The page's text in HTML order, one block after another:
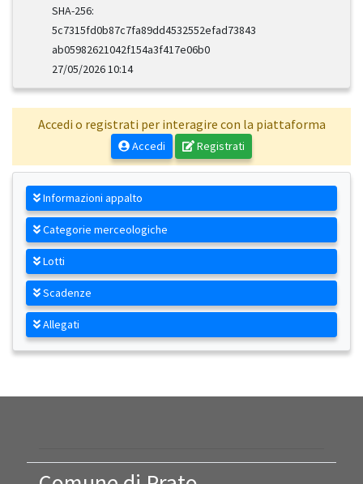
SHA-256:
5c7315fd0b87c7fa89dd4532552efad73843
ab05982621042f154a3f417e06b0
27/05/2026 10:14
Accedi o registrati per interagire con la piattaforma
Accedi Registrati
Informazioni appalto
Categorie merceologiche
Lotti
Scadenze
Allegati